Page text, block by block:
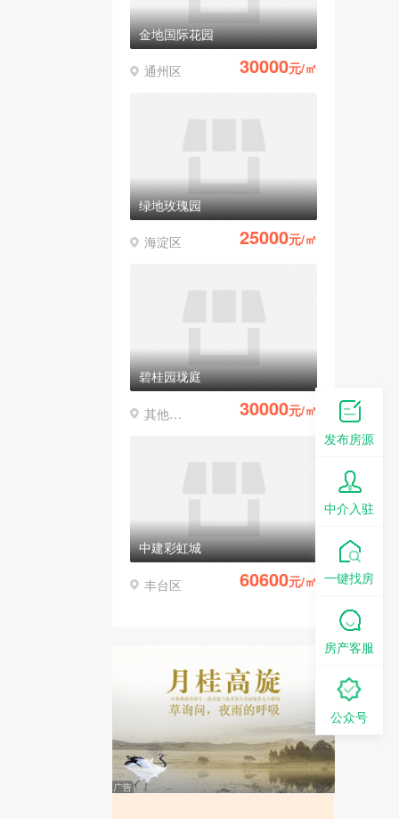
金地国际花园
通州区 30000元/㎡
绿地玫瑰园
海淀区 25000元/㎡
碧桂园珑庭
其他区县 30000元/㎡
中建彩虹城
丰台区 60600元/㎡
发布房源
中介入驻
一键找房
房产客服
公众号